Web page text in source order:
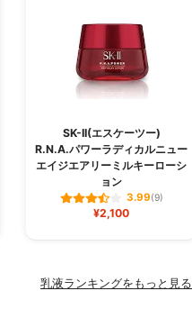
SK-II(エスケーツー)
R.N.A.パワーラディカルニュー
エイジエアリーミルキーローシ
ョン
3.99(9)
¥2,100
乳液ランキングをもっと見る